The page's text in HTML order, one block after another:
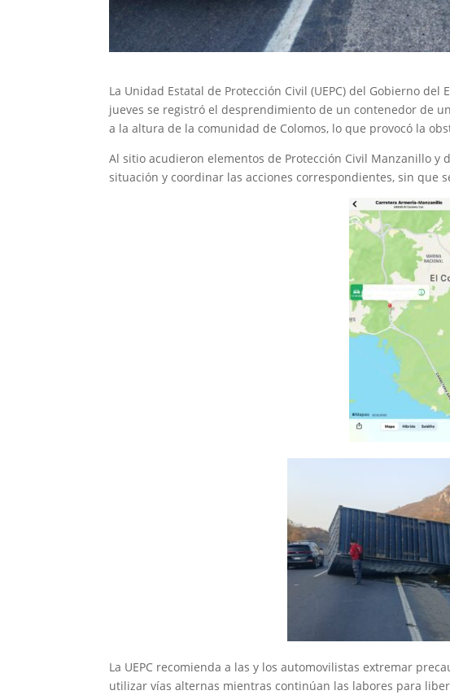
La Unidad Estatal de Protección Civil (UEPC) del Gobierno
jueves se registró el desprendimiento de un contenedor de
a la altura de la comunidad de Colomos, lo que provocó la
Al sitio acudieron elementos de Protección Civil Manzanillo y
situación y coordinar las acciones correspondientes, sin que
La UEPC recomienda a las y los automovilistas extremar
utilizar vías alternas mientras continúan las labores para